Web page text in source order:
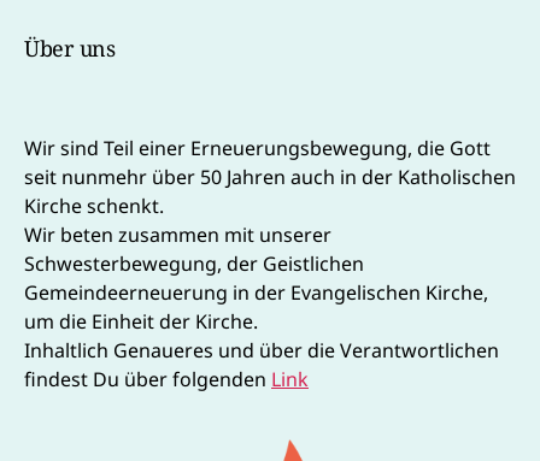
Über uns
Wir sind Teil einer Erneuerungsbewegung, die Gott
seit nunmehr über 50 Jahren auch in der Katholischen
Kirche schenkt.
Wir beten zusammen mit unserer
Schwesterbewegung, der Geistlichen
Gemeindeerneuerung in der Evangelischen Kirche,
um die Einheit der Kirche.
Inhaltlich Genaueres und über die Verantwortlichen
findest Du über folgenden Link